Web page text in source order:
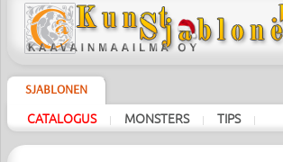
SJABLONEN
CATALOGUS | MONSTERS | TIPS |